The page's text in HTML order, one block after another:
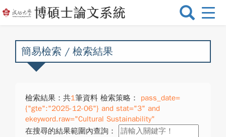
選
換
簡易檢索 / 檢索結果
檢索結果：共1筆資料 檢索策略：
pass_date=
{"gte":"2025-12-06"} and stat="3" and
ekeyword.raw="Cultural Sustainability"
在搜尋的結果範圍內查詢：